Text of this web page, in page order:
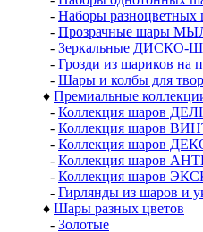
- Наборы разноцветных
- Прозрачные шары
- Зеркальные ДИСКО-
- Грозди из шариков на
- Шары и колбы для
♦ Премиальные
- Коллекция шаров
- Коллекция шаров
- Коллекция шаров
- Коллекция шаров
- Коллекция шаров
- Гирлянды из шаров и
♦ Шары разных цветов
- Золотые